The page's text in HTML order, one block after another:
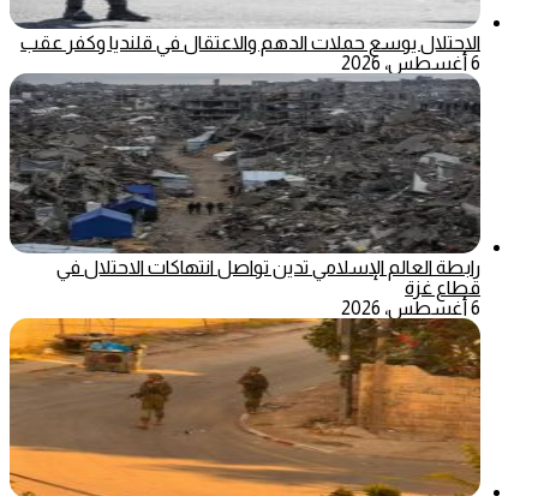
الاحتلال يوسع حملات الدهم والاعتقال في قلنديا وكفر عقب
6 أغسطس، 2026
رابطة العالم الإسلامي تدين تواصل انتهاكات الاحتلال في
قطاع غزة
6 أغسطس، 2026